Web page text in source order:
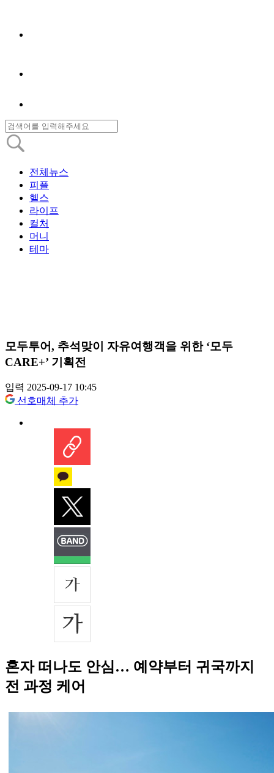
전체뉴스
피플
헬스
라이프
컬처
머니
테마
모두투어, 추석맞이 자유여행객을 위한 ‘모두
CARE+’ 기획전
입력 2025-09-17 10:45
선호매체 추가
혼자 떠나도 안심… 예약부터 귀국까지
전 과정 케어